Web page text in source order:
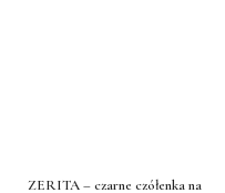
ZERITA – czarne czółenka na